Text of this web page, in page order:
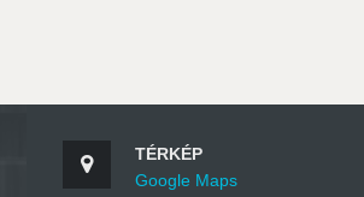
TÉRKÉP
Google Maps